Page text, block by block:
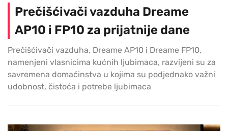
Prečišćivači vazduha Dreame
AP10 i FP10 za prijatnije dane
Prečišćivači vazduha, Dreame AP10 i Dreame FP10,
namenjeni vlasnicima kućnih ljubimaca, razvijeni su za
savremena domaćinstva u kojima su podjednako važni
udobnost, čistoća i potrebe ljubimaca